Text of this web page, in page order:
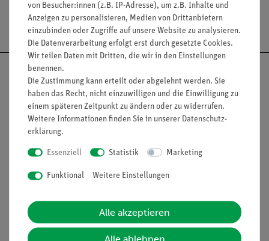
Versandkostenfrei ab 300,- €
Nach oben
Unternehmen
Projekte und Lösungen
Übersicht Service
Beratung & Showroom
von Besucher:innen (z.B. IP-Adresse), um z.B. Inhalte und
Anzeigen zu personalisieren, Medien von Drittanbietern
einzubinden oder Zugriffe auf unsere Website zu analysieren.
Die Datenverarbeitung erfolgt erst durch gesetzte Cookies.
Wir teilen Daten mit Dritten, die wir in den Einstellungen
benennen.
Die Zustimmung kann erteilt oder abgelehnt werden. Sie
haben das Recht, nicht einzuwilligen und die Einwilligung zu
einem späteren Zeitpunkt zu ändern oder zu widerrufen.
Weitere Informationen finden Sie in unserer Daten­schutz­
erklärung.
Essenziell Statistik Marketing
Funktional Weitere Einstellungen
Alle akzeptieren
Alle ablehnen